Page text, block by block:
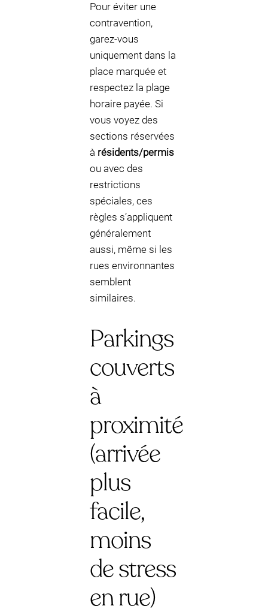
Pour éviter une
contravention,
garez-vous
uniquement dans la
place marquée et
respectez la plage
horaire payée. Si
vous voyez des
sections réservées
à résidents/permis
ou avec des
restrictions
spéciales, ces
règles s’appliquent
généralement
aussi, même si les
rues environnantes
semblent
similaires.
Parkings
couverts
à
proximité
(arrivée
plus
facile,
moins
de stress
en rue)